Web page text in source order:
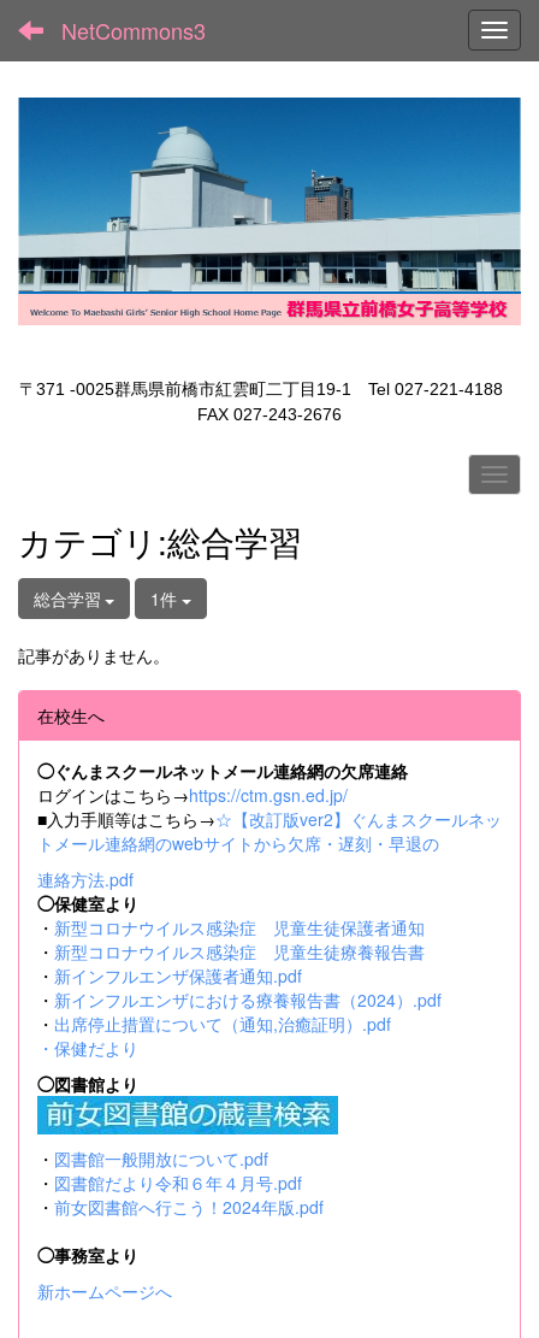
NetCommons3
〒371 -0025群馬県前橋市紅雲町二丁目19-1 Tel 027-221-4188
FAX 027-243-2676
カテゴリ:総合学習
総合学習 1件
記事がありません。
在校生へ
◯ぐんまスクールネットメール連絡網の欠席連絡
ログインはこちら→https://ctm.gsn.ed.jp/
■入力手順等はこちら→☆【改訂版ver2】ぐんまスクールネッ
トメール連絡網のwebサイトから欠席・遅刻・早退の
連絡方法.pdf
◯保健室より
・ 新型コロナウイルス感染症 児童生徒保護者通知
・ 新型コロナウイルス感染症 児童生徒療養報告書
・ 新インフルエンザ保護者通知.pdf
・ 新インフルエンザにおける療養報告書（2024）.pdf
・ 出席停止措置について（通知,治癒証明）.pdf
・ 保健だより
◯図書館より
・ 図書館一般開放について.pdf
・ 図書館だより令和６年４月号.pdf
・ 前女図書館へ行こう！2024年版.pdf
◯事務室より
新ホームページへ